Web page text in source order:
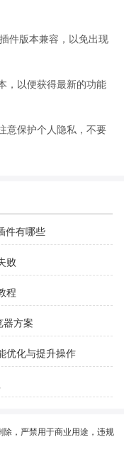
件版本兼容，以免出现
，以便获得最新的功能
意保护个人隐私，不要
件有哪些
败
程
器方案
优化与提升操作
，严禁用于商业用途，违规